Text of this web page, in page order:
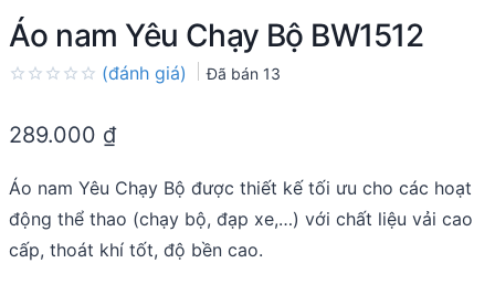
Áo nam Yêu Chạy Bộ BW1512
out
(đánh giá) Đã bán 13
289.000 ₫
Áo nam Yêu Chạy Bộ được thiết kế tối ưu cho các hoạt
động thể thao (chạy bộ, đạp xe,…) với chất liệu vải cao
cấp, thoát khí tốt, độ bền cao.